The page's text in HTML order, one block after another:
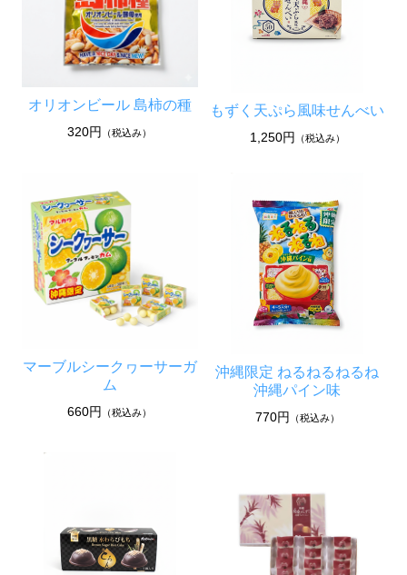
オリオンビール 島柿の種
320円 （税込み）
もずく天ぷら風味せんべい
1,250円 （税込み）
マーブルシークヮーサーガ
ム
660円 （税込み）
沖縄限定 ねるねるねるね
沖縄パイン味
770円 （税込み）